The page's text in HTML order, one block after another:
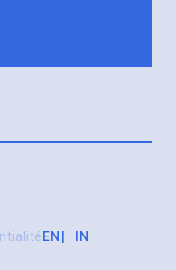
EN IN